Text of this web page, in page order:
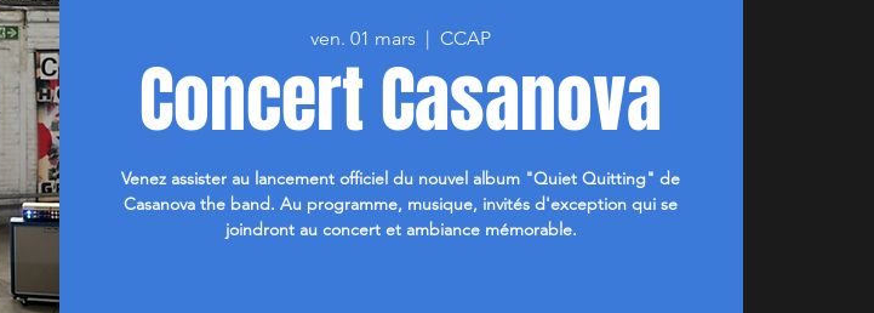
ven. 01 mars
  |
CCAP
Concert Casanova
Venez assister au lancement officiel du nouvel album "Quiet Quitting" de
Casanova the band. Au programme, musique, invités d'exception qui se
joindront au concert et ambiance mémorable.